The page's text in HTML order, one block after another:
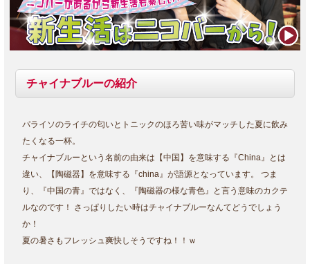
チャイナブルーの紹介
パライソのライチの匂いとトニックのほろ苦い味がマッチした夏に飲み
たくなる一杯。
チャイナブルーという名前の由来は【中国】を意味する『China』とは
違い、【陶磁器】を意味する『china』が語源となっています。 つま
り、『中国の青』ではなく、『陶磁器の様な青色』と言う意味のカクテ
ルなのです！ さっぱりしたい時はチャイナブルーなんてどうでしょう
か！
夏の暑さもフレッシュ爽快しそうですね！！ｗ